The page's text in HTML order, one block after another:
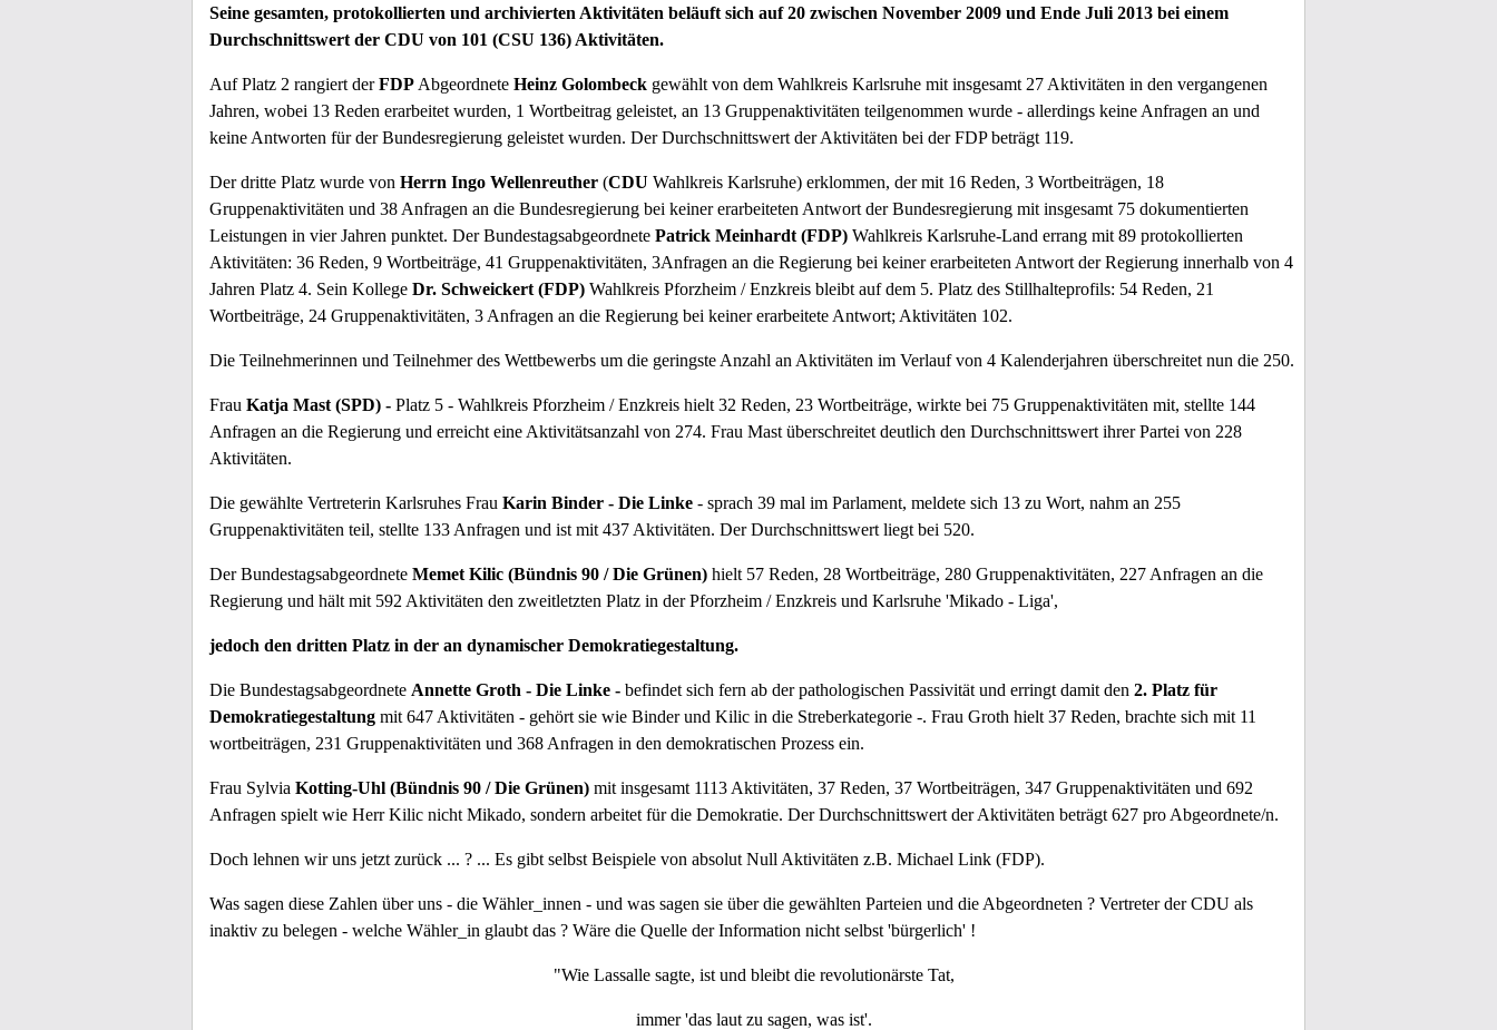
Seine gesamten, protokollierten und archivierten Aktivitäten beläuft sich auf 20 zwischen November 2009 und Ende Juli 2013 bei einem
Durchschnittswert der CDU von 101 (CSU 136) Aktivitäten.
Auf Platz 2 rangiert derFDP Abgeordnete Heinz Golombeck gewählt von dem Wahlkreis Karlsruhe mit insgesamt 27 Aktivitäten in den vergangenen
Jahren, wobei 13 Reden erarbeitet wurden, 1 Wortbeitrag geleistet, an 13 Gruppenaktivitäten teilgenommen wurde - allerdings keine Anfragen an und
keine Antworten für der Bundesregierung geleistet wurden. Der Durchschnittswert der Aktivitäten bei der FDP beträgt 119.
Der dritte Platz wurde von Herrn Ingo Wellenreuther (CDU Wahlkreis Karlsruhe) erklommen, der mit 16 Reden, 3 Wortbeiträgen, 18
Gruppenaktivitäten und 38 Anfragen an die Bundesregierung bei keiner erarbeiteten Antwort der Bundesregierung mit insgesamt 75 dokumentierten
Leistungen in vier Jahren punktet. Der Bundestagsabgeordnete Patrick Meinhardt (FDP) Wahlkreis Karlsruhe-Land errang mit 89 protokollierten
Aktivitäten: 36 Reden, 9 Wortbeiträge, 41 Gruppenaktivitäten, 3Anfragen an die Regierung bei keiner erarbeiteten Antwort der Regierung innerhalb von 4
Jahren Platz 4. Sein Kollege Dr. Schweickert (FDP) Wahlkreis Pforzheim / Enzkreis bleibt auf dem 5. Platz des Stillhalteprofils: 54 Reden, 21
Wortbeiträge, 24 Gruppenaktivitäten, 3 Anfragen an die Regierung bei keiner erarbeitete Antwort; Aktivitäten 102.
Die Teilnehmerinnen und Teilnehmer des Wettbewerbs um die geringste Anzahl an Aktivitäten im Verlauf von 4 Kalenderjahren überschreitet nun die 250.
Frau Katja Mast (SPD) - Platz 5 - Wahlkreis Pforzheim / Enzkreis hielt 32 Reden, 23 Wortbeiträge, wirkte bei 75 Gruppenaktivitäten mit, stellte 144
Anfragen an die Regierung und erreicht eine Aktivitätsanzahl von 274. Frau Mast überschreitet deutlich den Durchschnittswert ihrer Partei von 228
Aktivitäten.
Die gewählte Vertreterin Karlsruhes Frau Karin Binder - Die Linke - sprach 39 mal im Parlament, meldete sich 13 zu Wort, nahm an 255
Gruppenaktivitäten teil, stellte 133 Anfragen und ist mit 437 Aktivitäten. Der Durchschnittswert liegt bei 520.
Der Bundestagsabgeordnete Memet Kilic (Bündnis 90 / Die Grünen) hielt 57 Reden, 28 Wortbeiträge, 280 Gruppenaktivitäten, 227 Anfragen an die
Regierung und hält mit 592 Aktivitäten den zweitletzten Platz in der Pforzheim / Enzkreis und Karlsruhe 'Mikado - Liga',
jedoch den dritten Platz in der an dynamischer Demokratiegestaltung.
Die Bundestagsabgeordnete Annette Groth - Die Linke - befindet sich fern ab der pathologischen Passivität und erringt damit den 2. Platz für
Demokratiegestaltung mit 647 Aktivitäten - gehört sie wie Binder und Kilic in die Streberkategorie -. Frau Groth hielt 37 Reden, brachte sich mit 11
wortbeiträgen, 231 Gruppenaktivitäten und 368 Anfragen in den demokratischen Prozess ein.
Frau Sylvia Kotting-Uhl (Bündnis 90 / Die Grünen) mit insgesamt 1113 Aktivitäten, 37 Reden, 37 Wortbeiträgen, 347 Gruppenaktivitäten und 692
Anfragen spielt wie Herr Kilic nicht Mikado, sondern arbeitet für die Demokratie. Der Durchschnittswert der Aktivitäten beträgt 627 pro Abgeordnete/n.
Doch lehnen wir uns jetzt zurück ... ? ... Es gibt selbst Beispiele von absolut Null Aktivitäten z.B. Michael Link (FDP).
Was sagen diese Zahlen über uns - die Wähler_innen - und was sagen sie über die gewählten Parteien und die Abgeordneten ? Vertreter der CDU als
inaktiv zu belegen - welche Wähler_in glaubt das ? Wäre die Quelle der Information nicht selbst 'bürgerlich' !
"Wie Lassalle sagte, ist und bleibt die revolutionärste Tat,
immer 'das laut zu sagen, was ist'.